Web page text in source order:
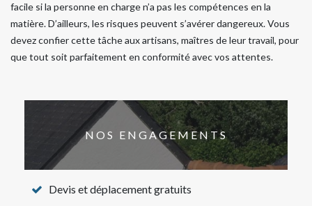
facile si la personne en charge n’a pas les compétences en la
matière. D’ailleurs, les risques peuvent s’avérer dangereux. Vous
devez confier cette tâche aux artisans, maîtres de leur travail, pour
que tout soit parfaitement en conformité avec vos attentes.
NOS ENGAGEMENTS
Devis et déplacement gratuits